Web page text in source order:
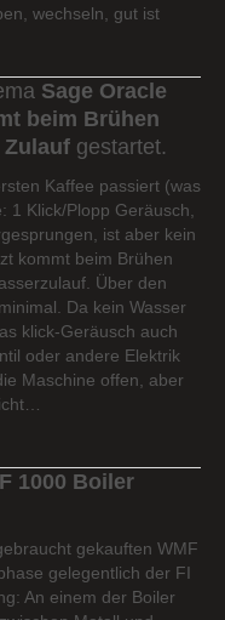
wechseln, gut ist
Sage Oracle
beim Brühen
Zulauf gestartet.
Kaffee passiert (was
1 Klick/Plopp Geräusch,
ist aber kein
kommt beim Brühen
Über den
Da kein Wasser
klick-Geräusch auch
oder andere Elektrik
Maschine offen, aber
1000 Boiler
gekauften WMF
gelegentlich der FI
An einem der Boiler